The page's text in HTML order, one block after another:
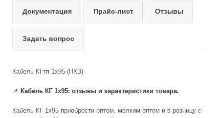
Документация Прайс-лист Отзывы
Задать вопрос
Кабель КГтп 1х95 (НКЗ)
📌 Кабель КГ 1x95: отзывы и характеристики товара.
Кабель КГ 1x95 приобрести оптом, мелким оптом и в розницу с